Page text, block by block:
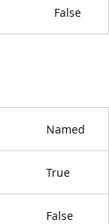
False
Named
True
False